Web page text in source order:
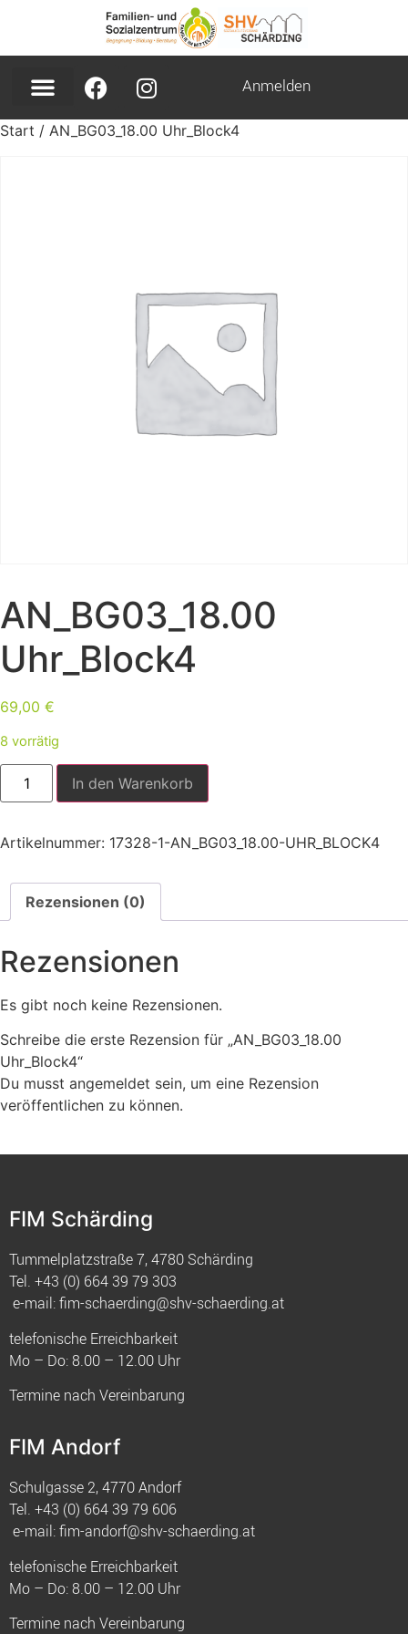
Anmelden
Start / AN_BG03_18.00 Uhr_Block4
AN_BG03_18.00
Uhr_Block4
69,00 €
8 vorrätig
In den Warenkorb
Artikelnummer: 17328-1-AN_BG03_18.00-UHR_BLOCK4
Rezensionen (0)
Rezensionen
Es gibt noch keine Rezensionen.
Schreibe die erste Rezension für „AN_BG03_18.00
Uhr_Block4“
Du musst angemeldet sein, um eine Rezension
veröffentlichen zu können.
FIM Schärding
Tummelplatzstraße 7, 4780 Schärding
Tel. +43 (0) 664 39 79 303
e-mail:fim-schaerding@shv-schaerding.at
telefonische Erreichbarkeit
Mo – Do: 8.00 – 12.00 Uhr
Termine nach Vereinbarung
FIM Andorf
Schulgasse 2, 4770 Andorf
Tel. +43 (0) 664 39 79 606
e-mail:fim-andorf@shv-schaerding.at
telefonische Erreichbarkeit
Mo – Do: 8.00 – 12.00 Uhr
Termine nach Vereinbarung